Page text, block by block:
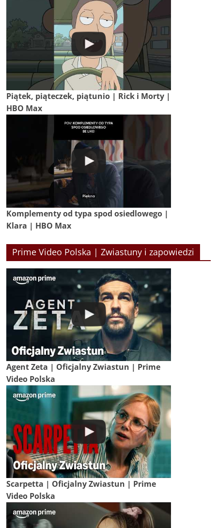
Piątek, piąteczek, piątunio | Rick i Morty |
HBO Max
Komplementy od typa spod osiedlowego |
Klara | HBO Max
Prime Video Polska | Zwiastuny i zapowiedzi
Agent Zeta | Oficjalny Zwiastun | Prime
Video Polska
Scarpetta | Oficjalny Zwiastun | Prime
Video Polska